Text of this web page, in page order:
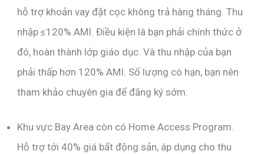
hỗ trợ khoản vay đặt cọc không trả hàng tháng. Thu
nhập ≤120% AMI. Điều kiện là bạn phải chính thức ở
đó, hoàn thành lớp giáo dục. Và thu nhập của bạn
phải thấp hơn 120% AMI. Số lượng có hạn, bạn nên
tham khảo chuyên gia để đăng ký sớm.
Khu vực Bay Area còn có Home Access Program.
Hỗ trợ tới 40% giá bất động sản, áp dụng cho thu